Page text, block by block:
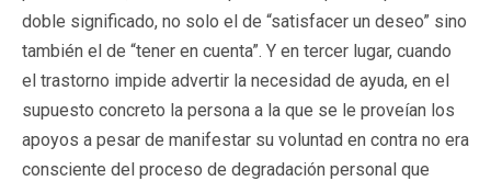
doble significado, no solo el de “satisfacer un deseo” sino
también el de “tener en cuenta”. Y en tercer lugar, cuando
el trastorno impide advertir la necesidad de ayuda, en el
supuesto concreto la persona a la que se le proveían los
apoyos a pesar de manifestar su voluntad en contra no era
consciente del proceso de degradación personal que